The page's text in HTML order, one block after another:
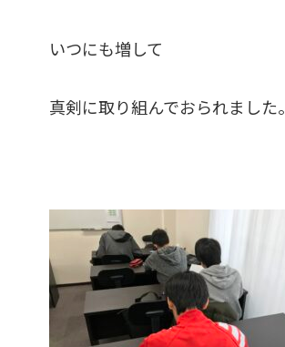
いつにも増して
真剣に取り組んでおられました。